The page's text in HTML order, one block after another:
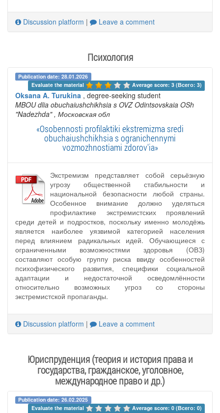
Discussion platform | Leave a comment
Психология
Publication date: 28.01.2026
Evaluate the material
Average score: 3 (Всего: 3)
Oksana A. Turukina , degree-seeking student
MBOU dlia obuchaiushchikhsia s OVZ Odintsovskaia OSh
"Nadezhda" , Московская обл
«Osobennosti profilaktiki ekstremizma sredi
obuchaiushchikhsia s ogranichennymi
vozmozhnostiami zdorov'ia»
Экстремизм представляет собой серьёзную
угрозу общественной стабильности и
национальной безопасности любой страны.
Особенное внимание должно уделяться
профилактике экстремистских проявлений
среди детей и подростков, поскольку именно молодёжь
является наиболее уязвимой категорией населения
перед влиянием радикальных идей. Обучающиеся с
ограниченными возможностями здоровья (ОВЗ)
составляют особую группу риска ввиду особенностей
психофизического развития, специфики социальной
адаптации и недостаточной осведомлённости
относительно возможных угроз со стороны
экстремистской пропаганды.
Discussion platform | Leave a comment
Юриспруденция (теория и история права и
государства, гражданское, уголовное,
международное право и др.)
Publication date: 26.02.2025
Evaluate the material
Average score: 0 (Всего: 0)